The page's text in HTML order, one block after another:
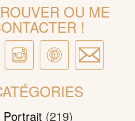
OU ME
!
Portrait (219)